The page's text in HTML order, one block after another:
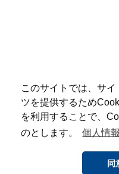
このサイトでは、サ
ツを提供するため
を利用することで、
のとします。
個人情
同